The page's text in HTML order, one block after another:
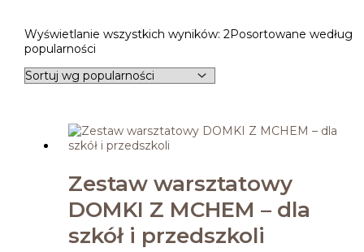
Wyświetlanie wszystkich wyników: 2Posortowane według
popularności
Zestaw warsztatowy
DOMKI Z MCHEM – dla
szkół i przedszkoli